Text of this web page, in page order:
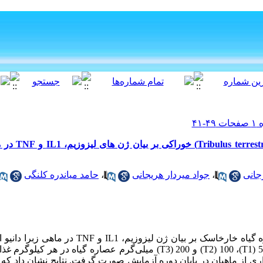
، جواد میردار هریجانی ، حامد میاندره کلنگی
خارخاسک بر بیان ژن لیزوزیم، IL1 و TNFدر ماهی زبرا
T1)، 100 ( T2) و 200 ( T3) میلی
از ماهیان در پایان دوره آزمایش صورت گرفت. نتایج نشان داد که